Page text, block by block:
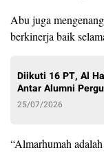
Abu juga
berkinerja baik
Diikuti 16 PT, Al
Antar Alumni
25/07/2026
“Almarhumah